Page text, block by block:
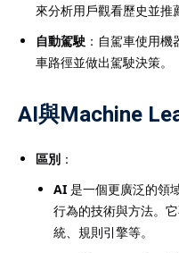
來分析用戶觀看歷史並推
自動駕駛 ：自駕車使用
車路徑並做出駕駛決策。
AI與Machine
區別 ：
AI 是一個更廣泛的領
行為的技術與方法。
統、規則引擎等。